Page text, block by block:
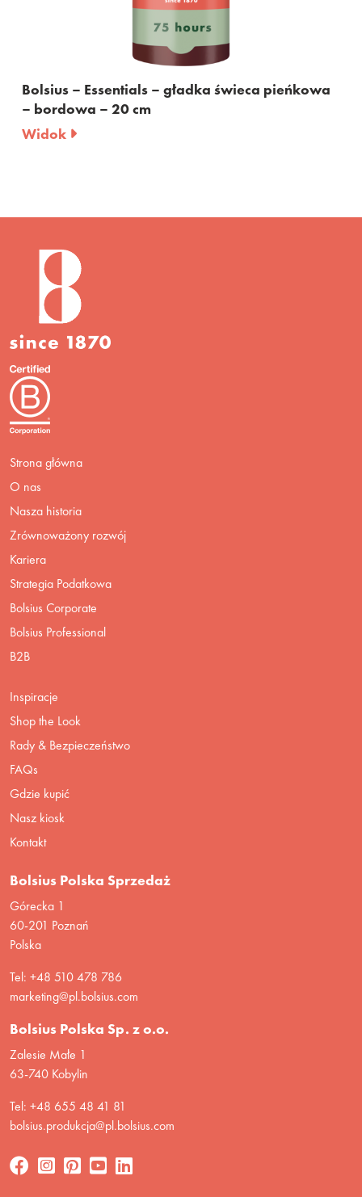
Essentials – gładka świeca pieńkowa
– 20 cm
Bolsius –
Strona główna
O nas
Nasza historia
Zrównoważony rozwój
Kariera
Strategia Podatkowa
Bolsius Corporate
Bolsius Professional
B2B
Inspiracje
Shop the Look
Rady & Bezpieczeństwo
FAQs
Gdzie kupić
Nasz kiosk
Kontakt
Bolsius Polska Sprzedaż
Górecka 1
60-201 Poznań
Polska
Tel: +48 510 478 786
marketing@pl.bolsius.com
Bolsius Polska Sp. z o.o.
Zalesie Małe 1
63-740 Kobylin
Tel: +48 655 48 41 81
bolsius.produkcja@pl.bolsius.com